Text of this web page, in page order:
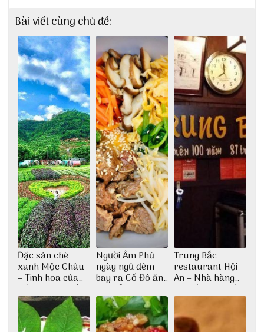
Bài viết cùng chủ đề:
Đặc sản chè
xanh Mộc Châu
– Tinh hoa của
đất trời Tây Bắc
Người Âm Phủ
ngày ngủ đêm
bay ra Cố Đô ăn
Cơm Âm Phủ
Huế
Trung Bắc
restaurant Hội
An – Nhà hàng
cao lầu có thiết
kế vô cùng ấn
tượng giữa lòng
phố Hội